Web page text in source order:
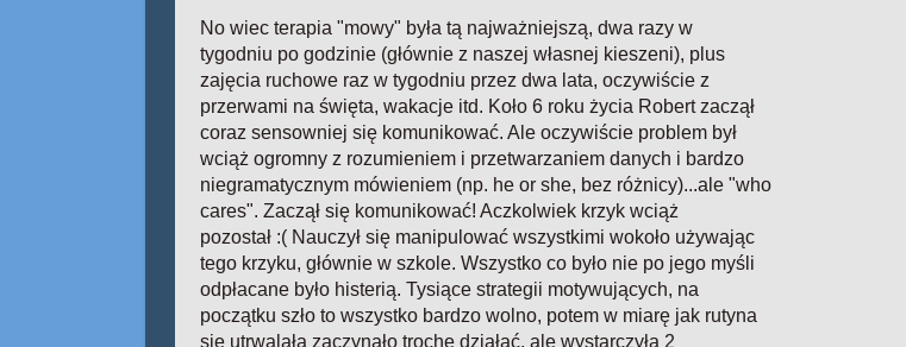
No wiec terapia "mowy" była tą najważniejszą, dwa razy w
tygodniu po godzinie (głównie z naszej własnej kieszeni), plus
zajęcia ruchowe raz w tygodniu przez dwa lata, oczywiście z
przerwami na święta, wakacje itd. Koło 6 roku życia Robert zaczął
coraz sensowniej się komunikować. Ale oczywiście problem był
wciąż ogromny z rozumieniem i przetwarzaniem danych i bardzo
niegramatycznym mówieniem (np. he or she, bez różnicy)...ale "who
cares". Zaczął się komunikować! Aczkolwiek krzyk wciąż
pozostał :( Nauczył się manipulować wszystkimi wokoło używając
tego krzyku, głównie w szkole. Wszystko co było nie po jego myśli
odpłacane było histerią. Tysiące strategii motywujących, na
początku szło to wszystko bardzo wolno, potem w miarę jak rutyna
się utrwalała zaczynało trochę działać, ale wystarczyła 2